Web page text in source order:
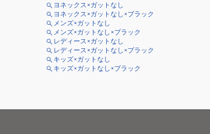
ヨネックス×ガットなし
ヨネックス×ガットなし×ブラック
メンズ×ガットなし
メンズ×ガットなし×ブラック
レディース×ガットなし
レディース×ガットなし×ブラック
キッズ×ガットなし
キッズ×ガットなし×ブラック